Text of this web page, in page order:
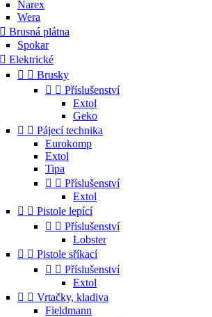
Narex
Wera
 Brusná plátna
Spokar
 Elektrické
  Brusky
  Příslušenství
Extol
Geko
  Pájecí technika
Eurokomp
Extol
Tipa
  Příslušenství
Extol
  Pistole lepící
  Příslušenství
Lobster
  Pistole sříkací
  Příslušenství
Extol
  Vrtačky, kladiva
Fieldmann